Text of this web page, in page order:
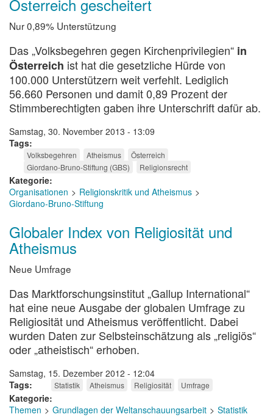
Österreich gescheitert
Nur 0,89% Unterstützung
Das „Volksbegehren gegen Kirchenprivilegien“ in
Österreich ist hat die gesetzliche Hürde von
100.000 Unterstützern weit verfehlt. Lediglich
56.660 Personen und damit 0,89 Prozent der
Stimmberechtigten gaben ihre Unterschrift dafür ab.
Samstag, 30. November 2013 - 13:09
Tags
Volksbegehren Atheismus
Österreich
Giordano-Bruno-Stiftung (GBS)
Religionsrecht
Kategorie
Organisationen
Religionskritik und Atheismus
Giordano-Bruno-Stiftung
Globaler Index von Religiosität und
Atheismus
Neue Umfrage
Das Marktforschungsinstitut „Gallup International“
hat eine neue Ausgabe der globalen Umfrage zu
Religiosität und Atheismus veröffentlicht. Dabei
wurden Daten zur Selbsteinschätzung als „religiös“
oder „atheistisch“ erhoben.
Samstag, 15. Dezember 2012 - 12:04
Tags
Statistik Atheismus Religiosität Umfrage
Kategorie
Themen
Grundlagen der Weltanschauungsarbeit Statistik